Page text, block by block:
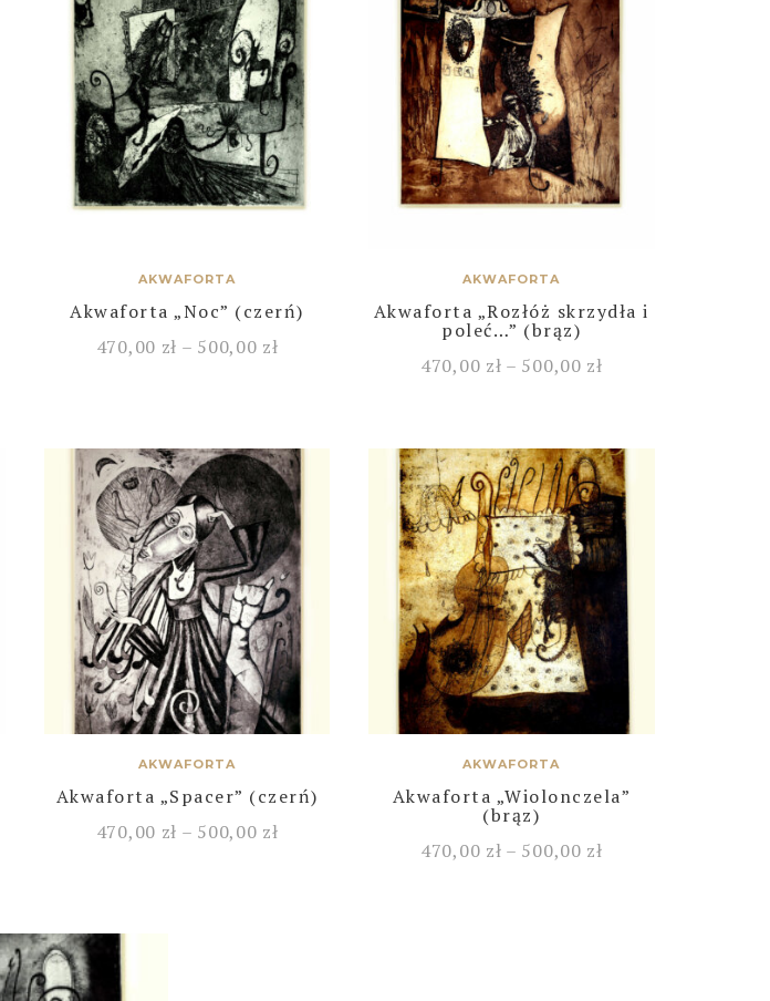
AKWAFORTA
Akwaforta „Noc” (czerń)
470,00 zł – 500,00 zł
AKWAFORTA
Akwaforta „Rozłóż skrzydła i
poleć…” (brąz)
470,00 zł – 500,00 zł
AKWAFORTA
Akwaforta „Spacer” (czerń)
470,00 zł – 500,00 zł
AKWAFORTA
Akwaforta „Wiolonczela”
(brąz)
470,00 zł – 500,00 zł